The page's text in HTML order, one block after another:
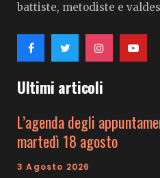
battiste, metodiste e
Ultimi articoli
L’agenda degli
martedì 18 agosto
3 Agosto 2026